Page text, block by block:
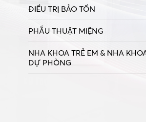
ĐIỀU TRỊ BẢO TỒN
PHẪU THUẬT MIỆNG
NHA KHOA TRẺ EM & NHA
DỰ PHÒNG